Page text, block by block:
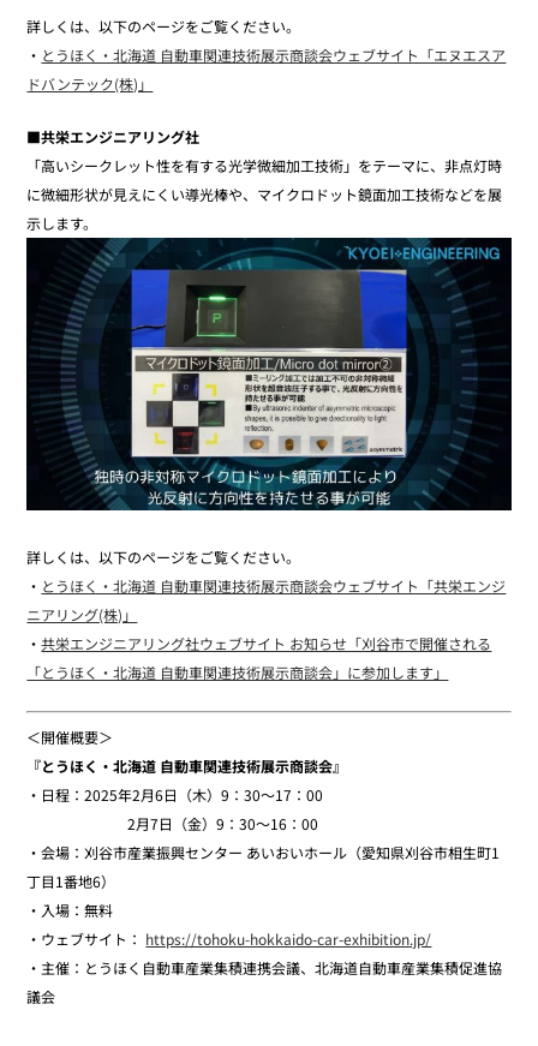
詳しくは、以下のページをご覧ください。
・ とうほく・北海道 自動車関連技術展示商談会ウェブサイト「エヌエスア
ドバンテック(株)」
■共栄エンジニアリング社
「高いシークレット性を有する光学微細加工技術」をテーマに、非点灯時
に微細形状が見えにくい導光棒や、マイクロドット鏡面加工技術などを展
示します。
詳しくは、以下のページをご覧ください。
・ とうほく・北海道 自動車関連技術展示商談会ウェブサイト「共栄エンジ
ニアリング(株)」
・共栄エンジニアリング社ウェブサイト お知らせ「刈谷市で開催される
「とうほく・北海道 自動車関連技術展示商談会」に参加します」
＜開催概要＞
『とうほく・北海道 自動車関連技術展示商談会』
・日程：2025年2月6日（木）9：30～17：00
2月7日（金）9：30～16：00
・会場：刈谷市産業振興センター あいおいホール（愛知県刈谷市相生町1
丁目1番地6）
・入場：無料
・ウェブサイト： https://tohoku-hokkaido-car-exhibition.jp/
・主催：とうほく自動車産業集積連携会議、北海道自動車産業集積促進協
議会